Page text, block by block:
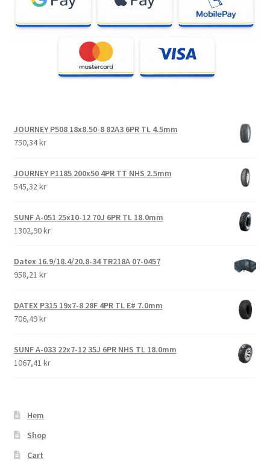
JOURNEY P508 18x8.50-8 82A3 6PR TL 4.5mm
750,34 kr
JOURNEY P1185 200x50 4PR TT NHS 2.5mm
545,32 kr
SUNF A-051 25x10-12 70J 6PR TL 18.0mm
1302,90 kr
Datex 16.9/18.4/20.8-34 TR218A 07-0457
958,21 kr
DATEX P315 19x7-8 28F 4PR TL E# 7.0mm
706,49 kr
SUNF A-033 22x7-12 35J 6PR NHS TL 18.0mm
1067,41 kr
Hem
Shop
Cart